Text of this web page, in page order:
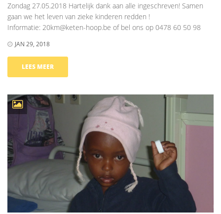
Zondag 27.05.2018 Hartelijk dank aan alle ingeschreven! Samen
gaan we het leven van zieke kinderen redden !
Informatie: 20km@keten-hoop.be of bel ons op 0478 60 50 98
JAN 29, 2018
LEES MEER